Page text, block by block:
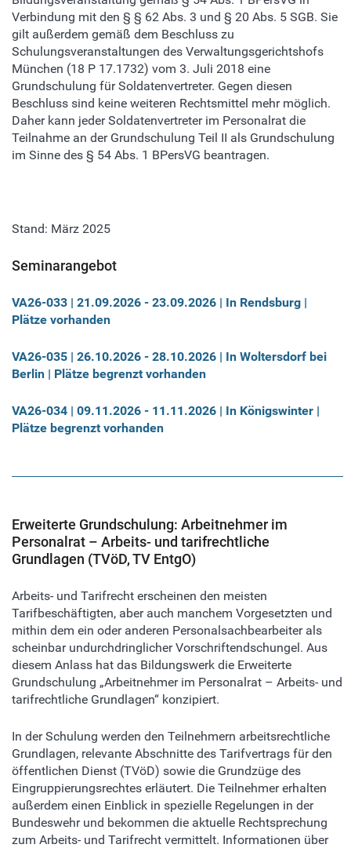
Verbindung mit den § § 62 Abs. 3 und § 20 Abs. 5 SGB. Sie
gilt außerdem gemäß dem Beschluss zu
Schulungsveranstaltungen des Verwaltungsgerichtshofs
München (18 P 17.1732) vom 3. Juli 2018 eine
Grundschulung für Soldatenvertreter. Gegen diesen
Beschluss sind keine weiteren Rechtsmittel mehr möglich.
Daher kann jeder Soldatenvertreter im Personalrat die
Teilnahme an der Grundschulung Teil II als Grundschulung
im Sinne des § 54 Abs. 1 BPersVG beantragen.
Stand: März 2025
Seminarangebot
VA26-033 | 21.09.2026 - 23.09.2026 | In Rendsburg |
Plätze vorhanden
VA26-035 | 26.10.2026 - 28.10.2026 | In Woltersdorf bei
Berlin | Plätze begrenzt vorhanden
VA26-034 | 09.11.2026 - 11.11.2026 | In Königswinter |
Plätze begrenzt vorhanden
Erweiterte Grundschulung: Arbeitnehmer im
Personalrat – Arbeits- und tarifrechtliche
Grundlagen (TVöD, TV EntgO)
Arbeits- und Tarifrecht erscheinen den meisten
Tarifbeschäftigten, aber auch manchem Vorgesetzten und
mithin dem ein oder anderen Personalsachbearbeiter als
scheinbar undurchdringlicher Vorschriftendschungel. Aus
diesem Anlass hat das Bildungswerk die Erweiterte
Grundschulung „Arbeitnehmer im Personalrat – Arbeits- und
tarifrechtliche Grundlagen“ konzipiert.
In der Schulung werden den Teilnehmern arbeitsrechtliche
Grundlagen, relevante Abschnitte des Tarifvertrags für den
öffentlichen Dienst (TVöD) sowie die Grundzüge des
Eingruppierungsrechtes erläutert. Die Teilnehmer erhalten
außerdem einen Einblick in spezielle Regelungen in der
Bundeswehr und bekommen die aktuelle Rechtsprechung
zum Arbeits- und Tarifrecht vermittelt. Informationen über